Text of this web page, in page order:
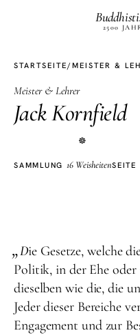
2500
STARTSEITE/ MEISTER &
Meister & Lehrer
Jack Kornfield
☸
SAMMLUNG 16 WeisheitenSEITE
„Die Gesetze, welche
Politik, in der Ehe
dieselben wie die, die
Jeder dieser Bereiche
Engagement und zur